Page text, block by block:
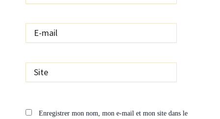
mail
Enregistrer mon nom, mon e-mail et mon site dans le